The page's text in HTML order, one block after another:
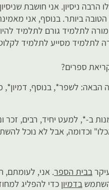
הרבה ניסיון. אני חושבת
ביותר. בנוסף, אני
לתלמיד גורם לתלמיד
לתלמיד מסייע לתלמיד
ספרים?
מהרשימה הבאה: לשפר*, בנוסף,
ב-*, למעט יחיד, רבים, זכר
וכדומה, אבל לא נוכל
בבית הספר. אני, לעומתם,
בדמיון כדי להפליג